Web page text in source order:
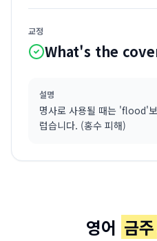
교정
What's the
설명
명사로 사용될 때는 'flood'
럽습니다. (홍수 피해)
영어 금주